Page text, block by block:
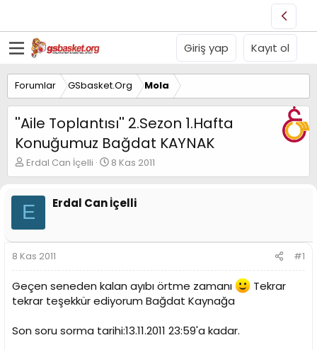
Giriş yap Kayıt ol
Forumlar GSbasket.Org Mola
''Aile Toplantısı'' 2.Sezon 1.Hafta
Konuğumuz Bağdat KAYNAK
K
o
u
y
B
a
ş
a
t
n
Erdal Can İçelli
B
a
l
a
g
a
r
h
8 Kas 2011
E Erdal Can İçelli
8 Kas 2011 #1
Geçen seneden kalan ayıbı örtme zamanı
Tekrar
tekrar teşekkür ediyorum Bağdat Kaynağa
Son soru sorma tarihi:13.11.2011 23:59'a kadar.